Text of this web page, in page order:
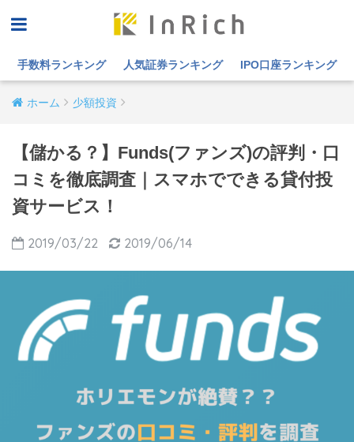
手数料ランキング 人気証券ランキング IPO口座ランキング
ホーム 少額投資
【儲かる？】Funds(ファンズ)の評判・口
コミを徹底調査｜スマホでできる貸付投
資サービス！
2019/03/22 2019/06/14